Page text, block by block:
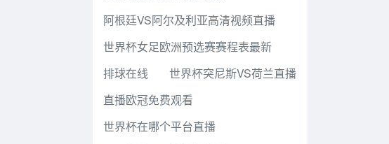
阿根廷VS阿尔及利亚高清视频直播
世界杯女足欧洲预选赛赛程表最新
排球在线
世界杯突尼斯VS荷兰直播
直播欧冠免费观看
世界杯在哪个平台直播